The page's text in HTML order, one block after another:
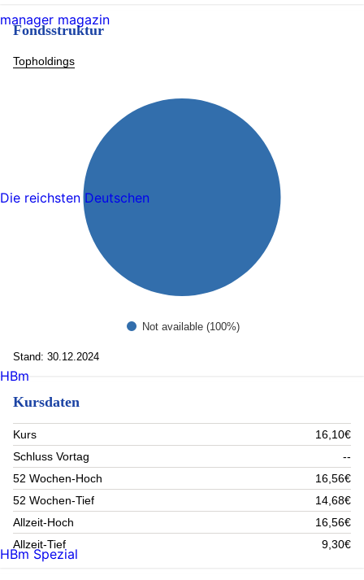
Fondsstruktur
Topholdings
Not available (100%)
Stand: 30.12.2024
Kursdaten
Kurs
16,10€
Schluss Vortag
--
52 Wochen-Hoch
16,56€
52 Wochen-Tief
14,68€
Allzeit-Hoch
16,56€
Allzeit-Tief
9,30€
manager magazin
Die reichsten Deutschen
HBm
HBm Spezial